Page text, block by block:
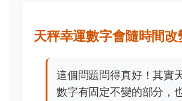
天秤幸運數字會隨時間改
這個問題問得真好！其實
數字有固定不變的部分，